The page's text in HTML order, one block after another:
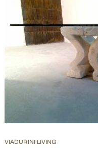
VIADURINI LIVING